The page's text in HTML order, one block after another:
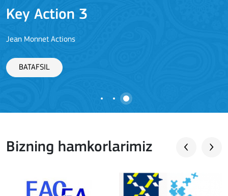
Key Action 3
Jean Monnet Actions
BATAFSIL
Bizning hamkorlarimiz